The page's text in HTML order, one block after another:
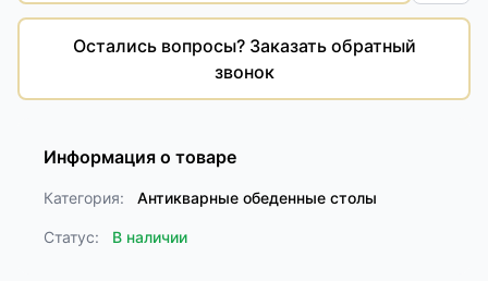
Остались вопросы? Заказать обратный
звонок
Информация о товаре
Категория: Антикварные обеденные столы
Статус: В наличии